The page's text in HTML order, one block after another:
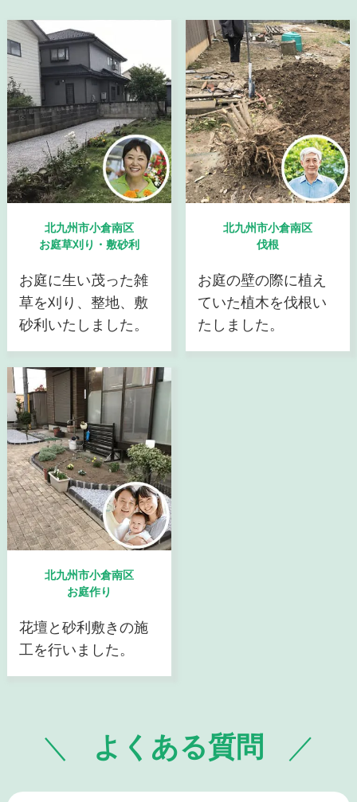
北九州市小倉南区
お庭草刈り・敷砂利
お庭に生い茂った雑
草を刈り、整地、敷
砂利いたしました。
北九州市小倉南区
伐根
お庭の壁の際に植え
ていた植木を伐根い
たしました。
北九州市小倉南区
お庭作り
花壇と砂利敷きの施
工を行いました。
よくある質問